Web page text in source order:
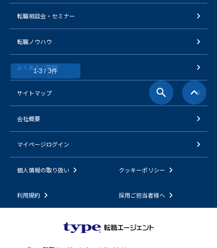
1-3 / 3件
転職相談会・セミナー
転職ノウハウ
よくあるご質問
サイトマップ
会社概要
マイページログイン
個人情報の取り扱い クッキーポリシー
利用規約 採用ご担当者様へ